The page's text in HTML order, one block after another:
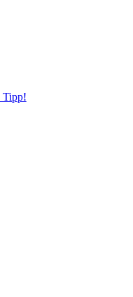
Tipp!